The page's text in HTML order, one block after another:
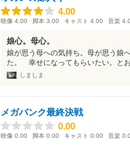
4.00
4.00
映像 4.00 脚本 3.00 キャスト 4.00 音楽
娘心。母心。
娘が思う母への気持ち。母が思う娘
た。 幸せになってもらいたい。と
しましま
メガバンク最終決戦
0.00
0.00
映像 0.00 脚本 0.00 キャスト 0.00 音楽